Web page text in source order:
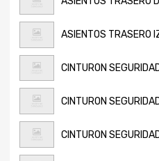
ASIENTOS TRASERO
CINTURON
CINTURON
CINTURON